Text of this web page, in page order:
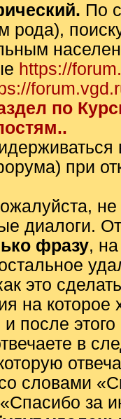
По
рода),
https://
по
при
не
диалоги.
фразу,
это
на которое
после этого
в
словами
за